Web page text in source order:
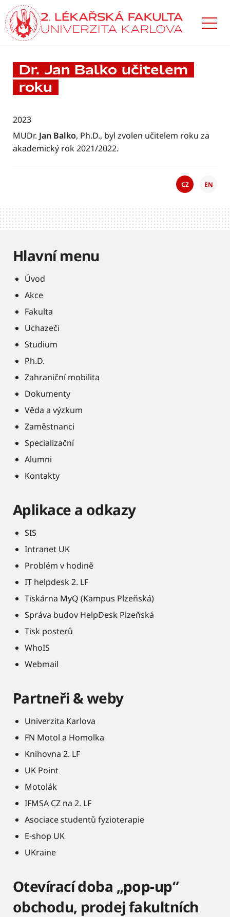
Přejít
k hlavnímu
obsahu
Dr. Jan Balko učitelem
roku
2023
MUDr. Jan Balko, Ph.D., byl zvolen učitelem roku za
akademický rok 2021/2022.
CZ EN
Hlavní menu
Úvod
Akce
Fakulta
Uchazeči
Studium
Ph.D.
Zahraniční mobilita
Dokumenty
Věda a výzkum
Zaměstnanci
Specializační
Alumni
Kontakty
Aplikace a odkazy
SIS
Intranet UK
Problém v hodině
IT helpdesk 2. LF
Tiskárna MyQ (Kampus Plzeňská)
Správa budov HelpDesk Plzeňská
Tisk posterů
WhoIS
Webmail
Partneři & weby
Univerzita Karlova
FN Motol a Homolka
Knihovna 2. LF
UK Point
Motolák
IFMSA CZ na 2. LF
Asociace studentů fyzioterapie
E-shop UK
UKraine
Otevírací doba „pop-up“
obchodu, prodej fakultních